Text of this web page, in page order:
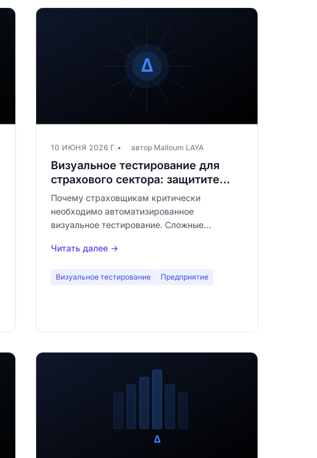
10 ИЮНЯ 2026 Г. автор Malloum LAYA
Визуальное тестирование для
страхового сектора: защитите
клиентские порталы от
невидимых регрессий
Почему страховщикам критически
необходимо автоматизированное
визуальное тестирование. Сложные
формы, регуляторное соответствие: каждый
соответствия.
Читать далее →
Визуальное тестирование Предприятие